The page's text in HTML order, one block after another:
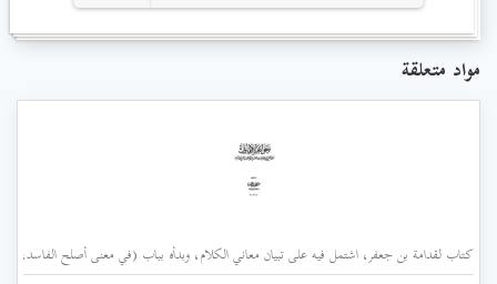
مواد متعلقة
كتاب لقدامة بن جعفر، اشتمل فيه على تبيان معاني الكلام، وبدأه بباب (في معنى أصلح